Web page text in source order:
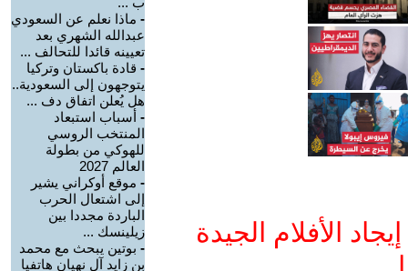
الأفلام الجيدة
- ماذا نعلم عن السعودي
عبدالله الشهري بعد
تعيينه قائدا للتحالف ...
- قادة باكستان وتركيا
يتوجهون إلى السعودية..
هل يُعلن اتفاق دف ...
- أسباب استبعاد
المنتخب الروسي
للهوكي من بطولة
العالم 2027
- موقع أوكراني يشير
إلى اشتعال الحرب
الباردة مجددا بين
زيلينسك ...
- بوتين يبحث مع محمد
بن زايد آل نهيان هاتفيا